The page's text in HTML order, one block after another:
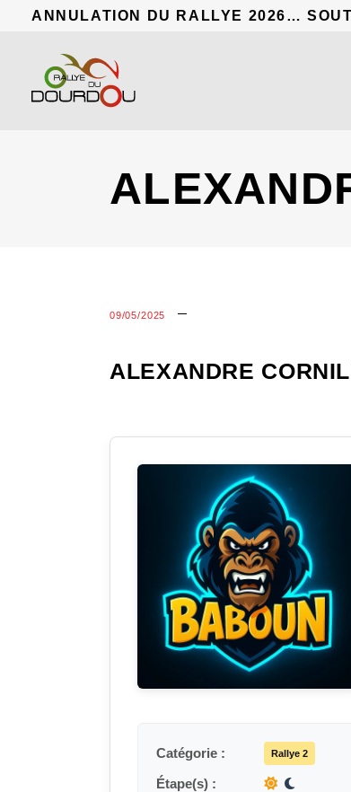
ANNULATION DU RALLYE 2026…
09/05/2025
ALEXANDRE
Catégorie : Rallye 2
Étape(s) :